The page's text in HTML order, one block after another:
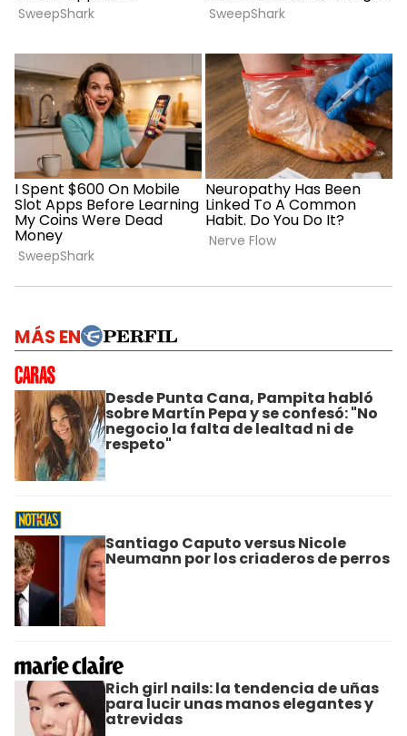
MÁS EN
Desde Punta Cana, Pampita habló
sobre Martín Pepa y se confesó: "No
negocio la falta de lealtad ni de
respeto"
Santiago Caputo versus Nicole
Neumann por los criaderos de perros
Rich girl nails: la tendencia de uñas
para lucir unas manos elegantes y
atrevidas